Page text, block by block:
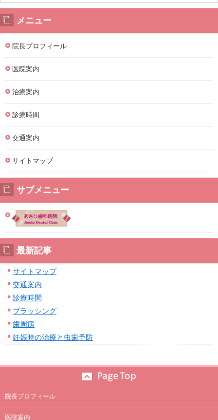
メニュー
院長プロフィール
医院案内
治療案内
診療時間
交通案内
サイトマップ
サブメニュー
最新記事
サイトマップ
交通案内
診療時間
ブラッシング
歯周病
妊娠時の治療と虫歯予防
院長プロフィール
医院案内